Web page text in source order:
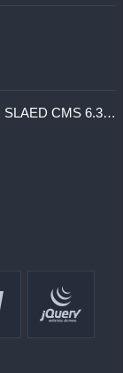
Тестируем релиз Pre-Alpha версии системы SLAED CMS 6.3 Pro